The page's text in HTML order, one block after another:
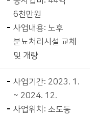
6천만원
사업내용: 노후
분뇨처리시설 교체
및 개량
사업기간: 2023. 1.
~ 2024. 12.
사업위치: 소도동